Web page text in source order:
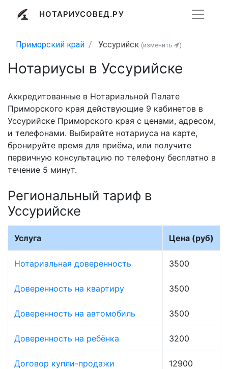
НОТАРИУСОВЕД.РУ
Приморский край Уссурийск (изменить )
Нотариусы в Уссурийске
Аккредитованные в Нотариальной Палате
Приморского края действующие 9 кабинетов в
Уссурийске Приморского края с ценами, адресом,
и телефонами. Выбирайте нотариуса на карте,
бронируйте время для приёма, или получите
первичную консультацию по телефону бесплатно в
течение 5 минут.
Региональный тариф в
Уссурийске
Услуга Цена (руб)
Нотариальная доверенность 3500
Доверенность на квартиру 3500
Доверенность на автомобиль 3500
Доверенность на ребёнка 3200
Договор купли-продажи 12900